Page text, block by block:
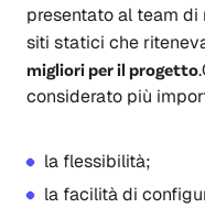
presentato al team
siti statici che
migliori per il progetto
considerato più
la flessibilità;
la facilità di